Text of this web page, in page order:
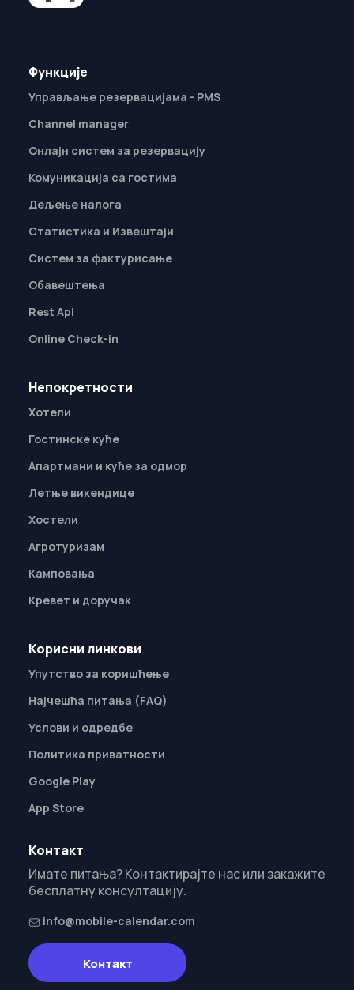
Функције
Управљање резервацијама - PMS
Channel manager
Онлајн систем за резервацију
Комуникација са гостима
Дељење налога
Статистика и Извештаји
Систем за фактурисање
Обавештења
Rest Api
Online Check-in
Непокретности
Хотели
Гостинске куће
Апартмани и куће за одмор
Летњe викендице
Хостели
Агротуризам
Камповања
Кревет и доручак
Корисни линкови
Упутство за коришћење
Најчешћа питања (FAQ)
Услови и одредбе
Политика приватности
Google Play
App Store
Контакт
Имате питања? Контактирајте нас или закажите
бесплатну консултацију.
info@mobile-calendar.com
Контакт